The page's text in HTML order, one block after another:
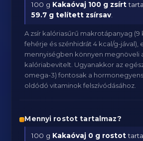
100 g Kakaóvaj 100 g zsírt
59.7 g telített zsírsav
A zsír kalóriasűrű makrotápanyag (9
fehérje és szénhidrát 4 kcal/g-jával),
mennyiségben könnyen megnöveli
kalóriabevitelt. Ugyanakkor az
omega-3) fontosak a
oldódó vitaminok felszívódásához.
Mennyi rostot tartalmaz?
100 g Kakaóvaj 0 g rostot